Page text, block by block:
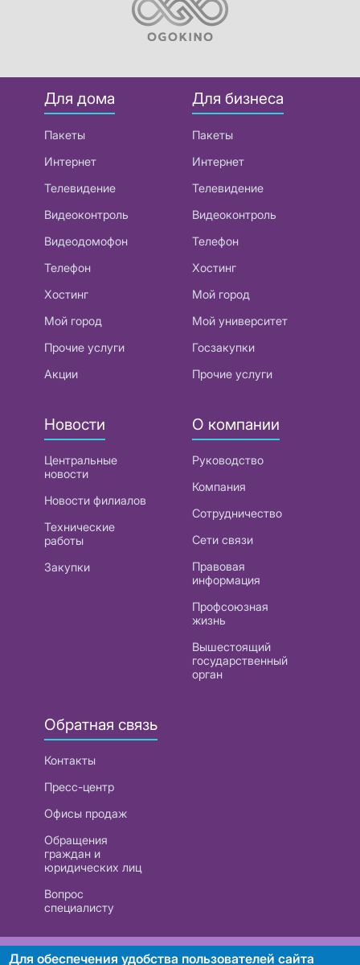
Для дома
Пакеты
Интернет
Телевидение
Видеоконтроль
Видеодомофон
Телефон
Хостинг
Мой город
Прочие услуги
Акции
Для бизнеса
Пакеты
Интернет
Телевидение
Видеоконтроль
Телефон
Хостинг
Мой город
Мой университет
Госзакупки
Прочие услуги
Новости
Центральные
новости
Новости филиалов
Технические
работы
Закупки
О компании
Руководство
Компания
Сотрудничество
Сети связи
Правовая
информация
Профсоюзная
жизнь
Вышестоящий
государственный
орган
Обратная связь
Контакты
Пресс-центр
Офисы продаж
Обращения
граждан и
юридических лиц
Вопрос
специалисту
РУП «Белтелеком». УНП 101007741
Для обеспечения удобства пользователей сайта